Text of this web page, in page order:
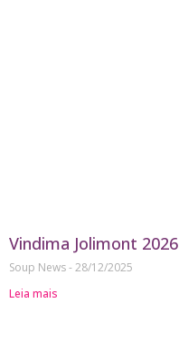
Vindima Jolimont 2026
Soup News 28/12/2025
Leia mais